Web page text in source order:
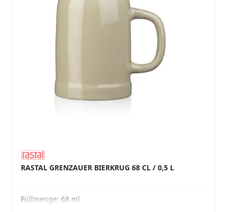
RASTAL GRENZAUER BIERKRUG 68 CL / 0,5 L
Füllmenge: 68 ml